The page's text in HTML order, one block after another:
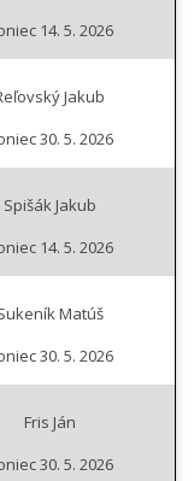
14. 5. 2026
Jakub
30. 5. 2026
Spišák Jakub
14. 5. 2026
Matúš
30. 5. 2026
Fris Ján
30. 5. 2026